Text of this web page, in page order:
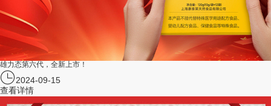
雄力态第六代，全新上市！
2024-09-15
查看详情